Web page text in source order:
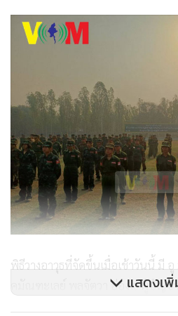
การต่อสู้ของ PDF Mandalay ที่รุน
กองทัพอาระกัน(AA) เปิดปฏิบัติการ
ใช้ชื่อว่า"ปฏิบัติการฉาน-มัณฑ์" บุกโ
หลายเมืองเขตบริเวณรอยต่อระหว่
เหนือ โดยเฉพาะตามแนวทางหลวง
ขนส่งสินค้าหลักของระเบียงเศรษฐ
เมืองมัตตะยาและเมืองกุ๊ต หรือโมโ
หนองเขียว เมืองจ๊อกแม เมืองสีป้อ
ปลายเดือนมิถุนายน 2567 แต่ต่อม